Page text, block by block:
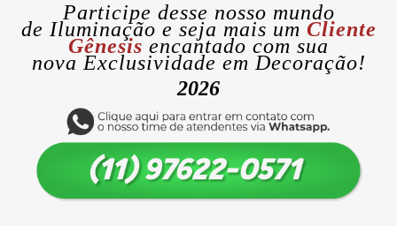
Participe desse nosso mundo
de Iluminação e seja mais um Cliente
Gênesis encantado com sua
novaExclusividade em Decoração!
2026